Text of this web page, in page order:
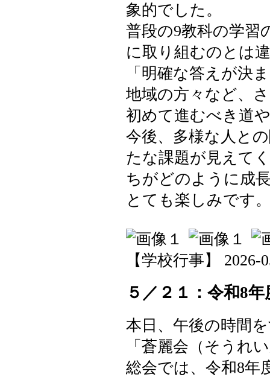
象的でした。
普段の9教科の学習
に取り組むのとは
「明確な答えが決
地域の方々など、
初めて進むべき道
今後、多様な人と
たな課題が見えて
ちがどのように成
とても楽しみです
【学校行事】 2026-
５／２１：令和8
本日、午後の時間
「蒼麗会（そうれ
総会では、令和8年